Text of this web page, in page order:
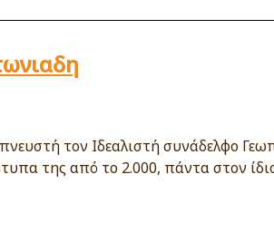
τον Ιδεαλιστή συνάδελφο
της από το 2.000, πάντα στον